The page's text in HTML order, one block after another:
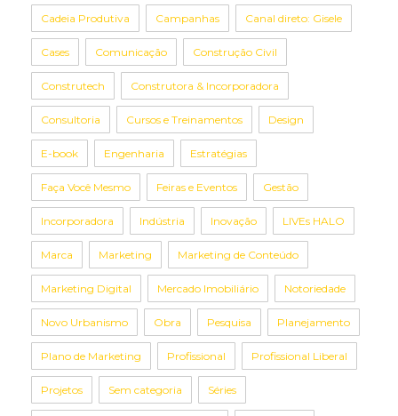
Cadeia Produtiva Campanhas Canal direto: Gisele
Cases Comunicação Construção Civil
Construtech Construtora & Incorporadora
Consultoria Cursos e Treinamentos Design
E-book Engenharia Estratégias
Faça Você Mesmo Feiras e Eventos Gestão
Incorporadora Indústria Inovação LIVEs HALO
Marca Marketing Marketing de Conteúdo
Marketing Digital Mercado Imobiliário Notoriedade
Novo Urbanismo Obra Pesquisa Planejamento
Plano de Marketing Profissional Profissional Liberal
Projetos Sem categoria Séries